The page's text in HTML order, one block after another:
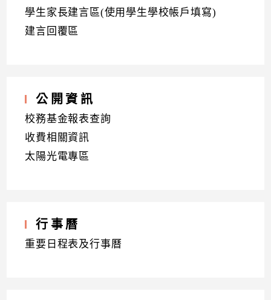
學生家長建言區(使用學生學校帳戶填寫)
建言回覆區
公開資訊
校務基金報表查詢
收費相關資訊
太陽光電專區
行事曆
重要日程表及行事曆